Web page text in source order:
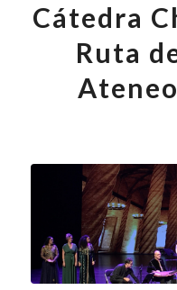
Cátedra
Ruta